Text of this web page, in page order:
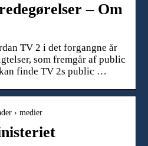
– Om
TV 2 i det forgangne år
som fremgår af public
finde TV 2s public …
› medier